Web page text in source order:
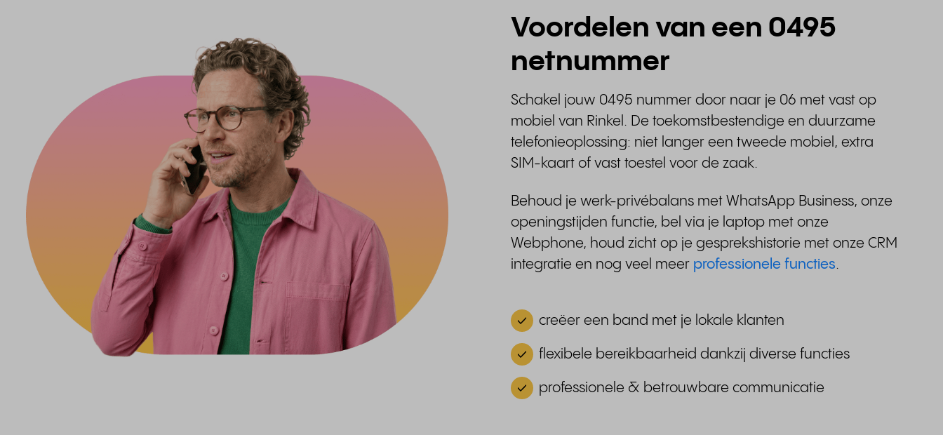
Voordelen van een 0495
netnummer
Schakel jouw 0495 nummer door naar je 06 met vast op
mobiel van Rinkel. De toekomstbestendige en duurzame
telefonieoplossing: niet langer een tweede mobiel, extra
SIM-kaart of vast toestel voor de zaak.
Behoud je werk-privébalans met WhatsApp Business, onze
openingstijden functie, bel via je laptop met onze
Webphone, houd zicht op je gesprekshistorie met onze CRM
integratie en nog veel meer professionele functies.
creëer een band met je lokale klanten
flexibele bereikbaarheid dankzij diverse functies
professionele & betrouwbare communicatie